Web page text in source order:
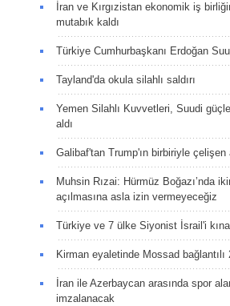
İran ve Kırgızistan ekonomik iş
mutabık kaldı
Türkiye Cumhurbaşkanı Erdoğan
Tayland'da okula silahlı saldırı
Yemen Silahlı Kuvvetleri, Suudi
aldı
Galibaf'tan Trump'ın birbiriyle çelişen
Muhsin Rızai: Hürmüz Boğazı’nda
açılmasına asla izin vermeyeceğiz
Türkiye ve 7 ülke Siyonist İsrail'i
Kirman eyaletinde Mossad bağlantılı
İran ile Azerbaycan arasında spor
imzalanacak